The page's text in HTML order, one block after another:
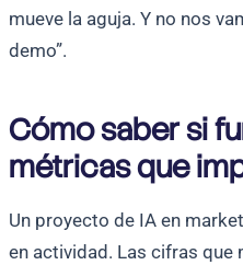
mueve la aguja. Y no nos
demo”.
Cómo saber si
métricas que
Un proyecto de IA en
en actividad. Las cifras que